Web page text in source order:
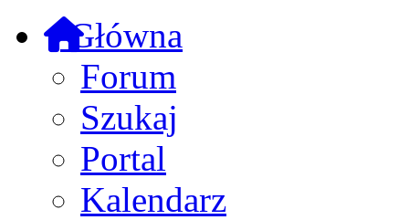
Główna
Forum
Szukaj
Portal
Kalendarz